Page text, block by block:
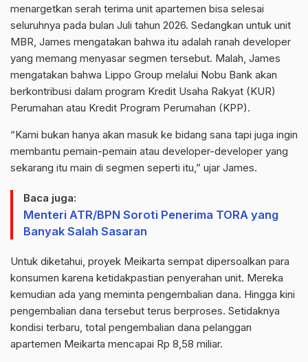
menargetkan serah terima unit apartemen bisa selesai
seluruhnya pada bulan Juli tahun 2026. Sedangkan untuk unit
MBR, James mengatakan bahwa itu adalah ranah developer
yang memang menyasar segmen tersebut. Malah, James
mengatakan bahwa Lippo Group melalui Nobu Bank akan
berkontribusi dalam program Kredit Usaha Rakyat (KUR)
Perumahan atau Kredit Program Perumahan (KPP).
“Kami bukan hanya akan masuk ke bidang sana tapi juga ingin
membantu pemain-pemain atau developer-developer yang
sekarang itu main di segmen seperti itu,” ujar James.
Baca juga:
Menteri ATR/BPN Soroti Penerima TORA yang
Banyak Salah Sasaran
Untuk diketahui, proyek Meikarta sempat dipersoalkan para
konsumen karena ketidakpastian penyerahan unit. Mereka
kemudian ada yang meminta pengembalian dana. Hingga kini
pengembalian dana tersebut terus berproses. Setidaknya
kondisi terbaru, total pengembalian dana pelanggan
apartemen Meikarta mencapai Rp 8,58 miliar.